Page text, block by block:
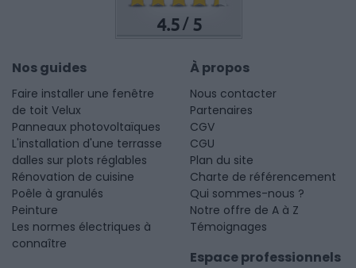
4.5 /5
Nos guides
Faire installer une fenêtre
de toit Velux
Panneaux photovoltaïques
L'installation d'une terrasse
dalles sur plots réglables
Rénovation de cuisine
Poêle à granulés
Peinture
Les normes électriques à
connaître
À propos
Nous contacter
Partenaires
CGV
CGU
Plan du site
Charte de référencement
Qui sommes-nous ?
Notre offre de A à Z
Témoignages
Espace professionnels